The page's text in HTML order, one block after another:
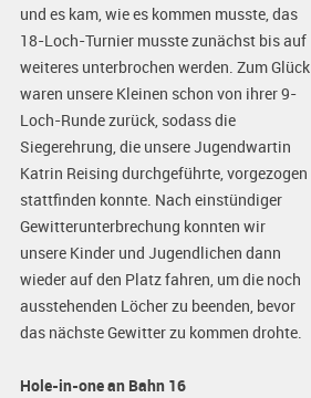
und es kam, wie es kommen musste, das
18-Loch-Turnier musste zunächst bis auf
weiteres unterbrochen werden. Zum Glück
waren unsere Kleinen schon von ihrer 9-
Loch-Runde zurück, sodass die
Siegerehrung, die unsere Jugendwartin
Katrin Reising durchgeführte, vorgezogen
stattfinden konnte. Nach einstündiger
Gewitterunterbrechung konnten wir
unsere Kinder und Jugendlichen dann
wieder auf den Platz fahren, um die noch
ausstehenden Löcher zu beenden, bevor
das nächste Gewitter zu kommen drohte.
Hole-in-one an Bahn 16